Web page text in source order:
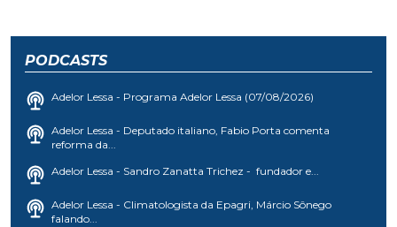
PODCASTS
Adelor Lessa - Programa Adelor Lessa (07/08/2026)
Adelor Lessa - Deputado italiano, Fabio Porta comenta
reforma da...
Adelor Lessa - Sandro Zanatta Trichez - fundador e...
Adelor Lessa - Climatologista da Epagri, Márcio Sônego
falando...